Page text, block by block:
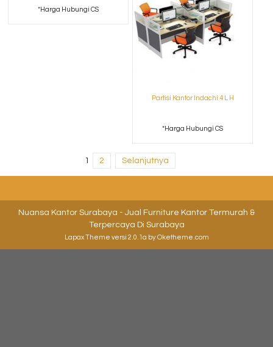
*Harga Hubungi CS
Partisi Kantor Indachi 4 L H
*Harga Hubungi CS
1 2 Selanjutnya
Nuansa Kantor Surabaya - Jual Furniture Kantor Termurah &
Terpercaya Di Surabaya
Lapax Theme versi 2.0.1a by Oketheme.com